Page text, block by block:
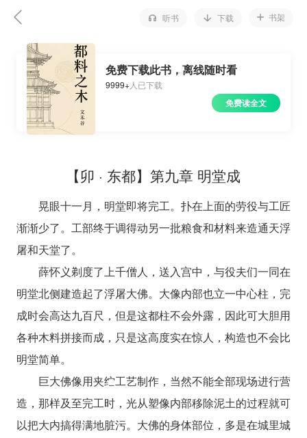
听书 下载 书架
免费下载此书，离线随时看
9999+人已下载
免费读全文
【卯 · 东都】第九章 明堂成
晃眼十一月，明堂即将完工。扑在上面的劳役与工匠
渐渐少了。工部终于调得动另一批粮食和材料来造通天浮
屠和天堂了。
薛怀义剃度了上千僧人，送入宫中，与役夫们一同在
明堂北侧建造起了浮屠大佛。大像内部也立一中心柱，完
成时会高达九百尺，但是这都柱不会外露，因此可大胆用
各种木料拼接而成，只是这高度实在惊人，构造也不会比
明堂简单。
巨大佛像用夹纻工艺制作，当然不能全部现场进行营
造，那样及至完工时，光从塑像内部移除泥土的过程就可
以把大内搞得满地脏污。大佛的身体部位，多是在城里城